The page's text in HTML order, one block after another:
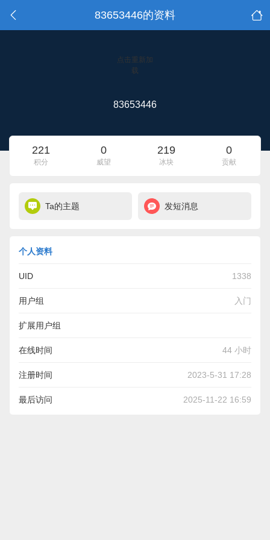
83653446的资料
点击重新加
载
83653446
221
积分
0
威望
219
冰块
0
贡献
Ta的主题 发短消息
个人资料
UID 1338
用户组 入门
扩展用户组
EC 安卓 VIP EC IOS 脱机版
VIP
在线时间 44 小时
注册时间 2023-5-31 17:28
最后访问 2025-11-22 16:59